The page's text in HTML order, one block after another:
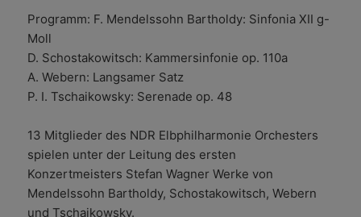
Programm: F. Mendelssohn Bartholdy: Sinfonia XII g-
Moll
D. Schostakowitsch: Kammersinfonie op. 110a
A. Webern: Langsamer Satz
P. I. Tschaikowsky: Serenade op. 48
13 Mitglieder des NDR Elbphilharmonie Orchesters
spielen unter der Leitung des ersten
Konzertmeisters Stefan Wagner Werke von
Mendelssohn Bartholdy, Schostakowitsch, Webern
und Tschaikowsky.